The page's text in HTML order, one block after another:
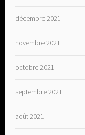
décembre 2021
novembre 2021
octobre 2021
septembre 2021
août 2021